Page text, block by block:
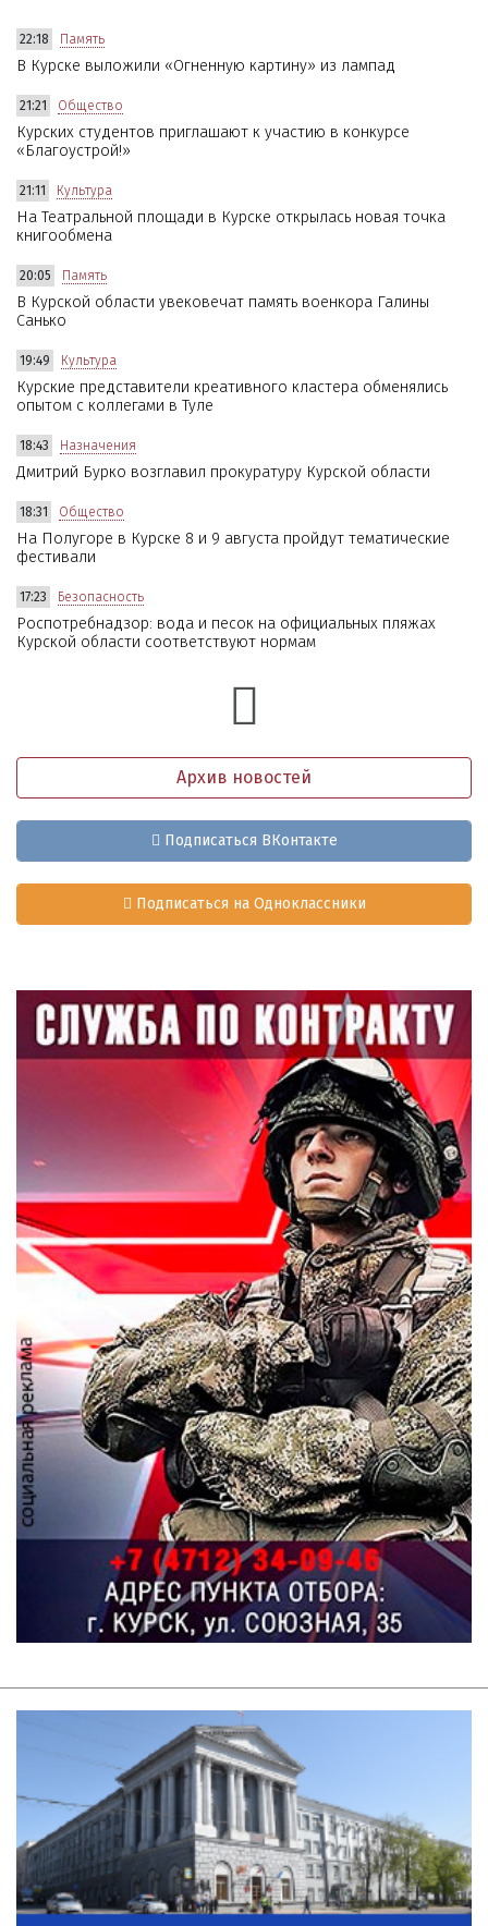
22:18 Память
В Курске выложили «Огненную картину» из лампад
21:21 Общество
Курских студентов приглашают к участию в конкурсе
«Благоустрой!»
21:11 Культура
На Театральной площади в Курске открылась новая точка
книгообмена
20:05 Память
В Курской области увековечат память военкора Галины
Санько
19:49 Культура
Курские представители креативного кластера обменялись
опытом с коллегами в Туле
18:43 Назначения
Дмитрий Бурко возглавил прокуратуру Курской области
18:31 Общество
На Полугоре в Курске 8 и 9 августа пройдут тематические
фестивали
17:23 Безопасность
Роспотребнадзор: вода и песок на официальных пляжах
Курской области соответствуют нормам
Архив новостей
Подписаться ВКонтакте
Подписаться на Одноклассники